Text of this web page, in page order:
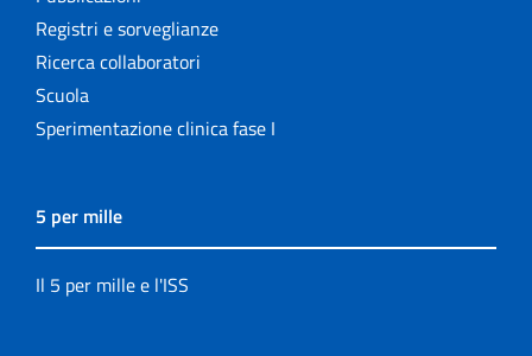
Registri e sorveglianze
Ricerca collaboratori
Scuola
Sperimentazione clinica fase I
5 per mille
Il 5 per mille e l'ISS